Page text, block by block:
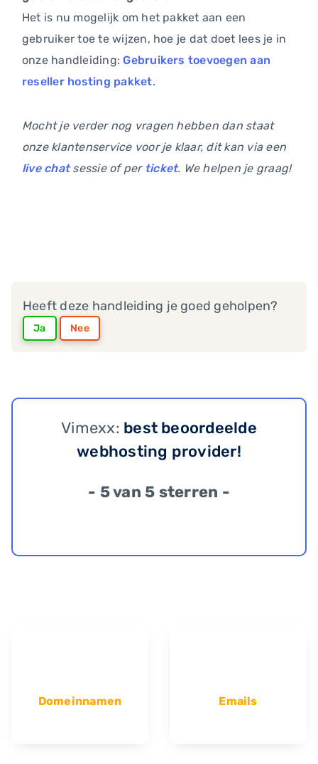
Het is nu mogelijk om het pakket aan een
gebruiker toe te wijzen, hoe je dat doet lees je in
onze handleiding:Gebruikers toevoegen aan
reseller hosting pakket.
Mocht je verder nog vragen hebben dan staat
onze klantenservice voor je klaar, dit kan via een
live chatsessie of per ticket. We helpen je graag!
Heeft deze handleiding je goed geholpen?
Ja Nee
Vimexx: best beoordeelde
webhosting provider!
- 5 van 5 sterren -
Domeinnamen Emails